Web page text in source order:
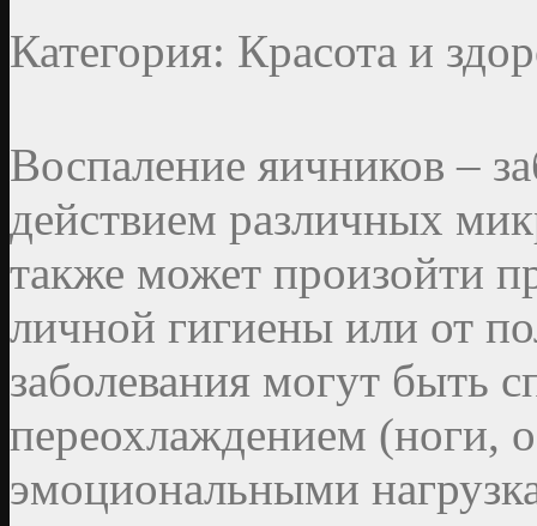
Категория: Красота и
Воспаление яичников –
действием различных
также может произойти
личной гигиены или от
заболевания могут быть
переохлаждением (ноги,
эмоциональными